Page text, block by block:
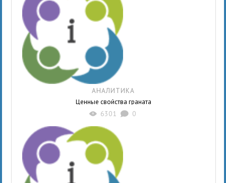
АНАЛИТИКА
Ценные свойства граната
X 6301 K 0